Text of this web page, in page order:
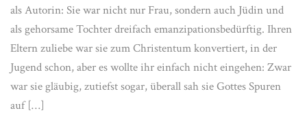
als Autorin: Sie war nicht nur Frau, sondern auch Jüdin und
als gehorsame Tochter dreifach emanzipationsbedürftig. Ihren
Eltern zuliebe war sie zum Christentum konvertiert, in der
Jugend schon, aber es wollte ihr einfach nicht eingehen: Zwar
war sie gläubig, zutiefst sogar, überall sah sie Gottes Spuren
auf […]